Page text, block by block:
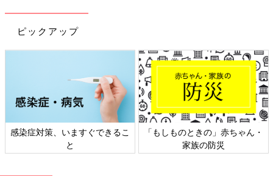
ピックアップ
感染症対策、いますぐできるこ
と
「もしものときの」赤ちゃん・
家族の防災